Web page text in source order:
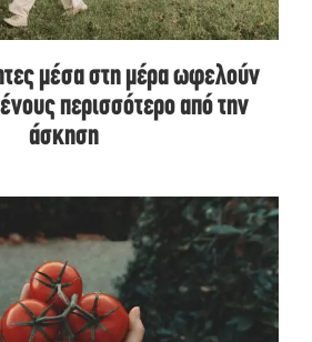
μέσα στη μέρα ωφελούν
περισσότερο από την
άσκηση